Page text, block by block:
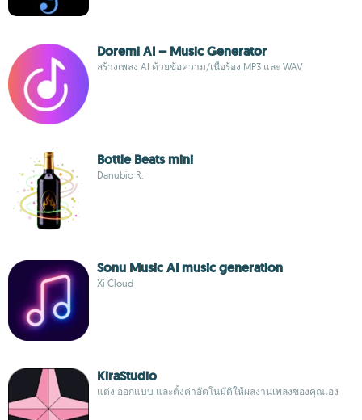
Doremi AI – Music Generator
สร้างเพลง AI ด้วยข้อความ/เนื้อร้อง MP3 และ WAV
Bottle Beats mini
Danubio R.
Sonu Music AI music generation
Xi Cloud
KiraStudio
แต่ง ออกแบบ และตั้งค่าอัตโนมัติให้ผลงานเพลงของคุณเอง